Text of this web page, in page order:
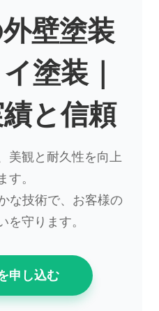
壁塗装
塗装｜
と信頼
美観と耐久性を向上
す。
な技術で、お客様の
を守ります。
申し込む